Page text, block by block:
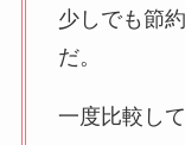
少しでも節
だ。
一度比較し